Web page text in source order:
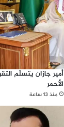
أمير جازان يتسلّم
الأحمر
منذ 13 ساعة